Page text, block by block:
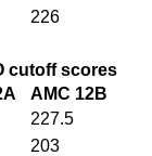
226
cutoff scores
AMC 12B
227.5
203